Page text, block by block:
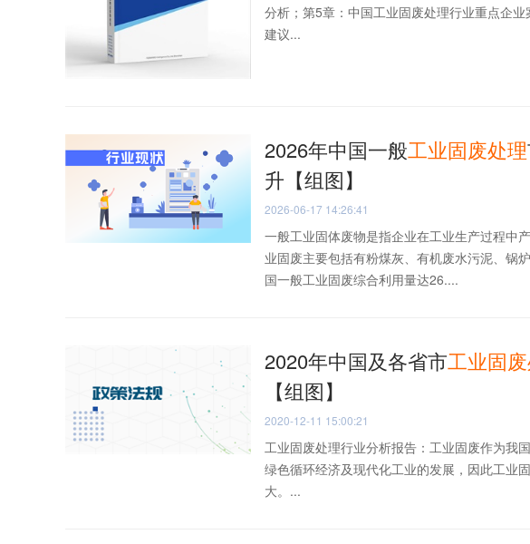
分析；第5章：中国工业固废处理行业重点企
建议...
2026年中国一般工业固废处理
升【组图】
2026-06-17 14:26:41
一般工业固体废物是指企业在工业生产过程中
业固废主要包括有粉煤灰、有机废水污泥、锅
国一般工业固废综合利用量达26....
2020年中国及各省市工业固废
【组图】
2020-12-11 15:00:21
工业固废处理行业分析报告：工业固废作为我
绿色循环经济及现代化工业的发展，因此工业
大。...